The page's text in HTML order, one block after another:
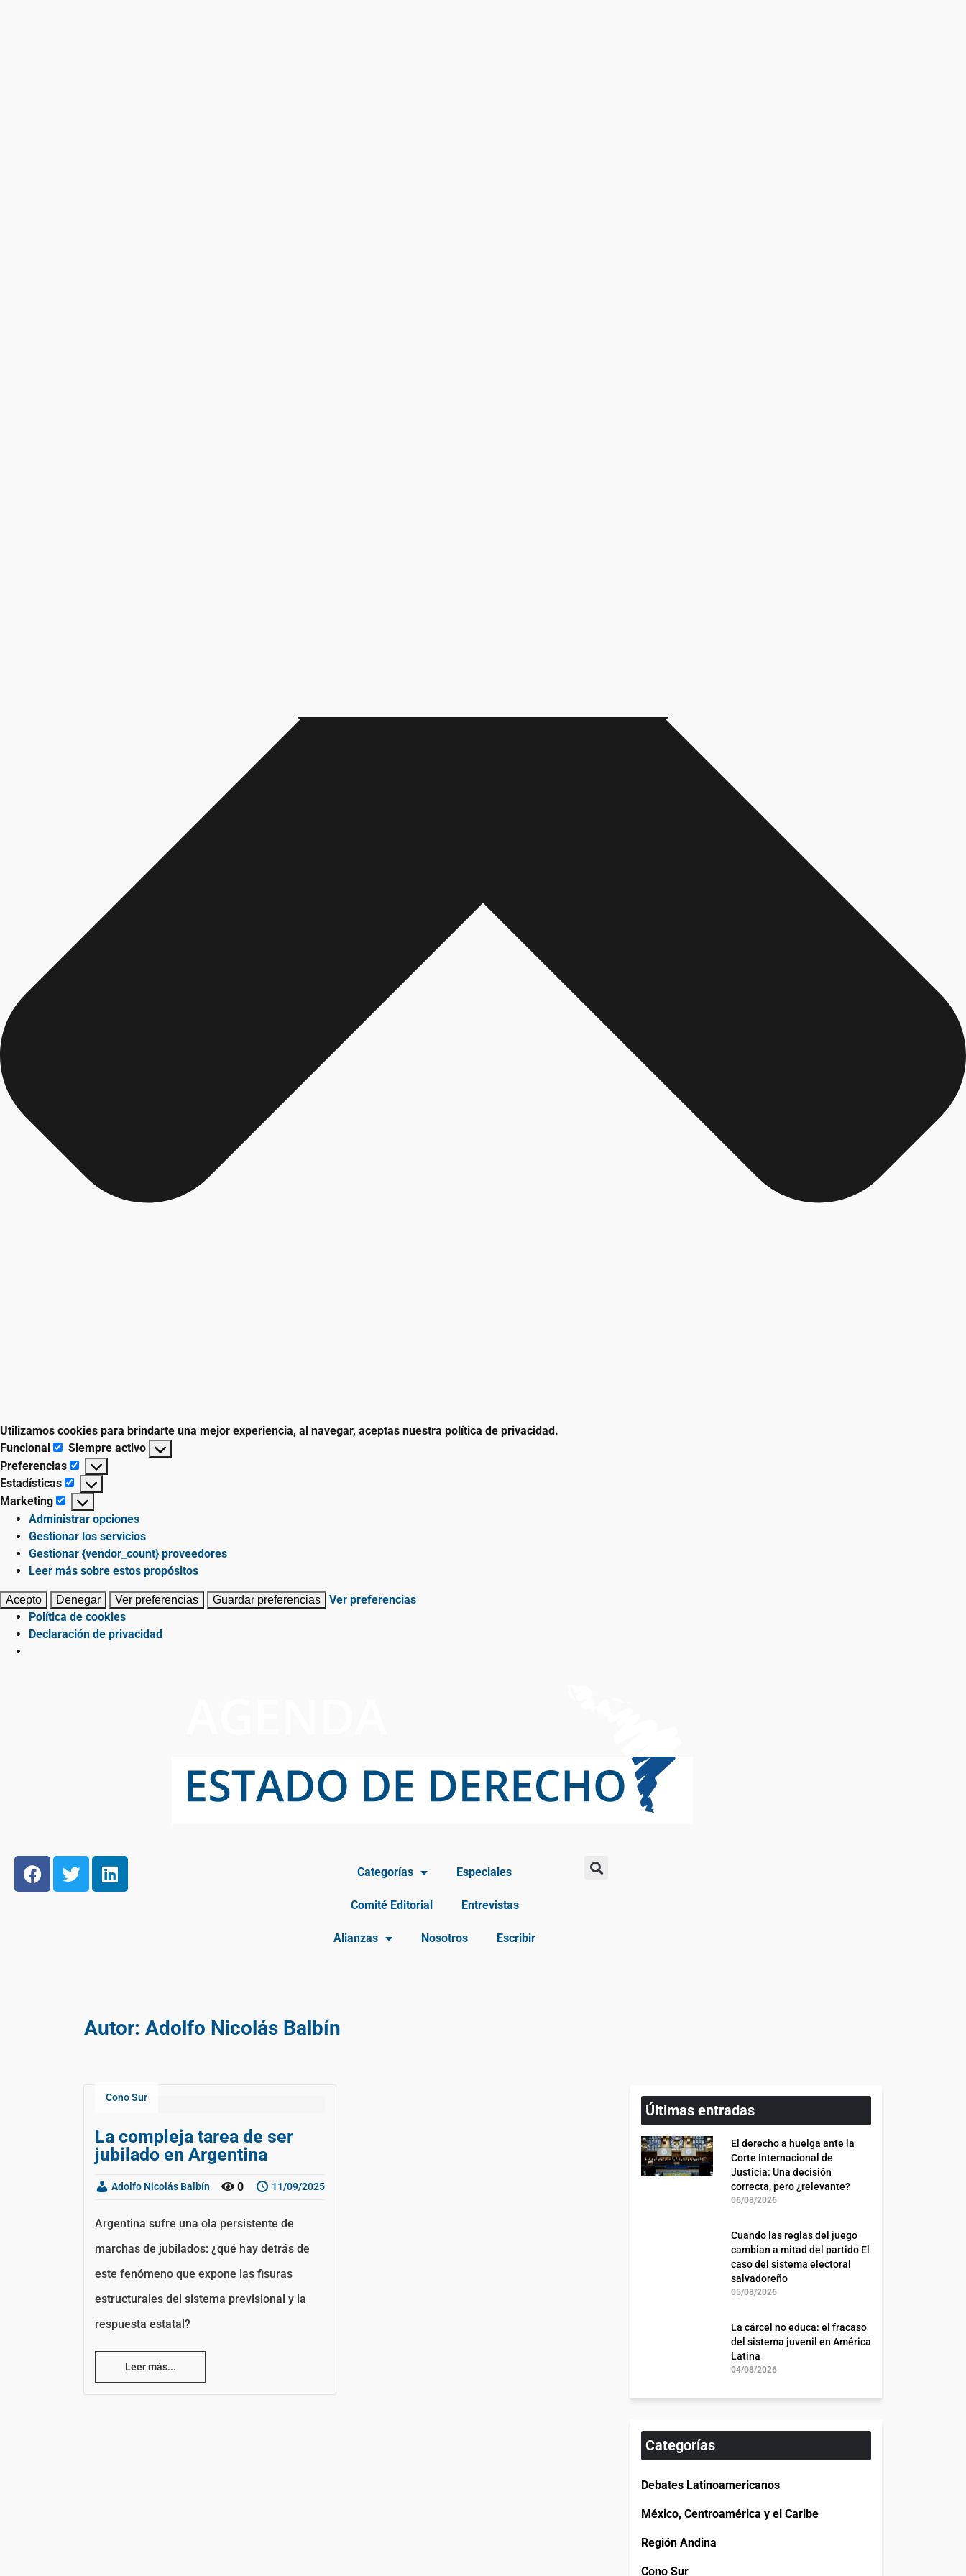
Utilizamos cookies para brindarte una mejor experiencia, al navegar, aceptas nuestra política de privacidad.
Funcional
Siempre activo
Preferencias
Estadísticas
Marketing
Administrar opciones
Gestionar los servicios
Gestionar {vendor_count} proveedores
Leer más sobre estos propósitos
Acepto Denegar Ver preferencias Guardar preferencias
Ver preferencias
Política de cookies
Declaración de privacidad
Categorías Especiales
Comité Editorial Entrevistas
Alianzas Nosotros Escribir
Autor: Adolfo Nicolás Balbín
Cono Sur
La compleja tarea de ser
jubilado en Argentina
Adolfo Nicolás Balbín 0 11/09/2025
Argentina sufre una ola persistente de
marchas de jubilados: ¿qué hay detrás de
este fenómeno que expone las fisuras
estructurales del sistema previsional y la
respuesta estatal?
Leer más...
Últimas entradas
El derecho a huelga ante la
Corte Internacional de
Justicia: Una decisión
correcta, pero ¿relevante?
06/08/2026
Cuando las reglas del juego
cambian a mitad del partido El
caso del sistema electoral
salvadoreño
05/08/2026
La cárcel no educa: el fracaso
del sistema juvenil en América
Latina
04/08/2026
Categorías
Debates Latinoamericanos
México, Centroamérica y el Caribe
Región Andina
Cono Sur